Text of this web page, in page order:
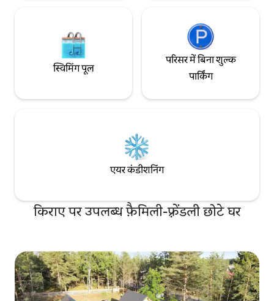
स्विमिंग पूल
परिसर में बिना शुल्क
पार्किंग
एयर कंडीशनिंग
किराए पर उपलब्ध फ़ैमिली-फ़्रेंडली छोटे घर